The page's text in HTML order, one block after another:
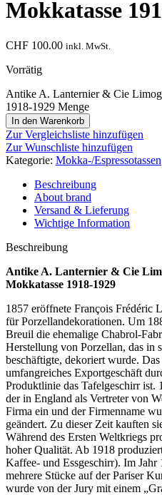
Mokkatasse
CHF 100.00 inkl. MwSt.
Vorrätig
Antike A. Lanternier & Cie
1918-1929 Menge
In den Warenkorb
Zur Vergleichsliste hinzufügen
Zur Wunschliste hinzufügen
Kategorie: Mokka-/Espressotassen
Beschreibung
About brand
Versand & Lieferung
Wichtige Information
Beschreibung
Antike A. Lanternier & Cie
Mokkatasse 1918-1929
1857 eröffnete François Frédéric
für Porzellandekorationen. Um
Breuil die ehemalige Chabrol-
Herstellung von Porzellan, das in
beschäftigte, dekoriert wurde.
umfangreiches Exportgeschäft
Produktlinie das Tafelgeschirr ist.
der in England als Vertreter von
Firma ein und der Firmenname
geändert. Zu dieser Zeit kauften
Während des Ersten Weltkriegs
hoher Qualität. Ab 1918
Kaffee- und Essgeschirr). Im
mehrere Stücke auf der Pariser
wurde von der Jury mit einem